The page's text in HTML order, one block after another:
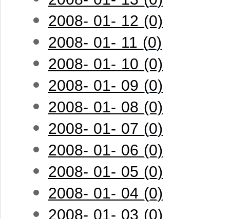
2008- 01- 12 (0)
2008- 01- 11 (0)
2008- 01- 10 (0)
2008- 01- 09 (0)
2008- 01- 08 (0)
2008- 01- 07 (0)
2008- 01- 06 (0)
2008- 01- 05 (0)
2008- 01- 04 (0)
2008- 01- 03 (0)